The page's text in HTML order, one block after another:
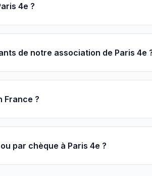
4e ?
de notre association de Paris 4e
France ?
par chèque à Paris 4e ?